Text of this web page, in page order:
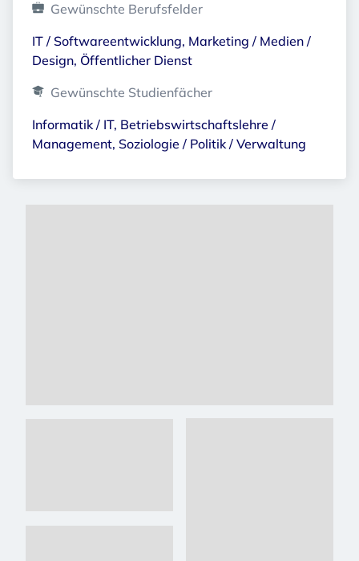
Gewünschte Berufsfelder
IT / Softwareentwicklung, Marketing / Medien /
Design, Öffentlicher Dienst
Gewünschte Studienfächer
Informatik / IT, Betriebswirtschaftslehre /
Management, Soziologie / Politik / Verwaltung